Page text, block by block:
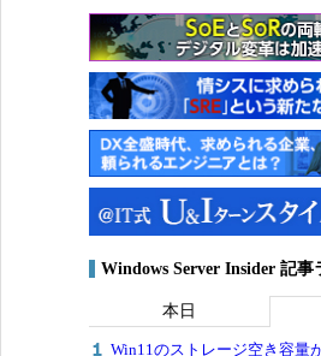
Windows Server Insider 記事
本日
Win11のストレージ空き容